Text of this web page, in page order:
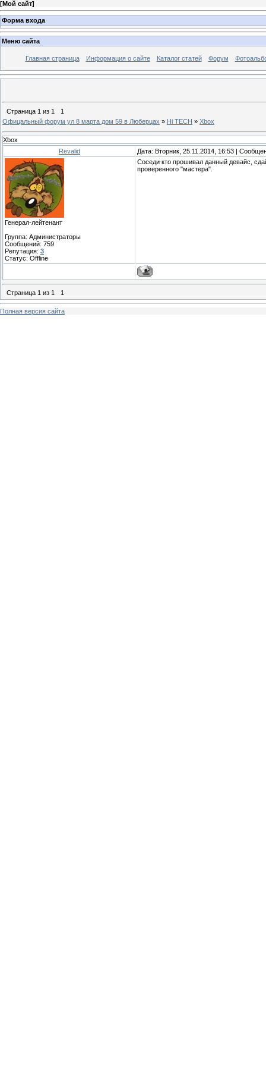
[Мой сайт]
Форма входа
Меню сайта
Главная страница Информация о сайте Каталог статей Форум
Страница 1 из 1
1
Офицальный форум ул 8 марта дом 59 в Люберцах » Hi TECH » Xbox
Xbox
Revalid
Дата: Вторник, 25.11.2014, 16:53 |
Генерал-лейтенант
Группа: Администраторы
Сообщений: 759
Репутация: 3
Статус: Offline
Соседи кто прошивал данный девайс,
проверенного "мастера".
Страница 1 из 1 1
Полная версия сайта